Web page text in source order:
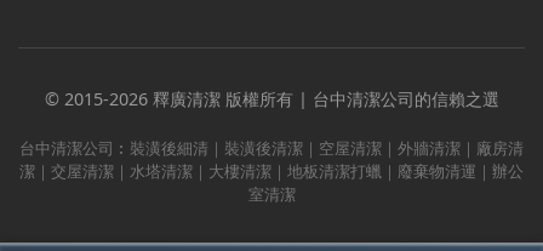
© 2015-2026 釋廣清潔 版權所有 | 台中清潔公司的信賴之選
台中清潔公司︰裝潢後細清｜裝潢後清潔｜空屋清潔｜外牆清潔｜廠房清
潔｜交屋清潔｜水塔清潔｜大樓清潔｜地板清潔打蠟｜廢棄物清運｜辦公
室清潔